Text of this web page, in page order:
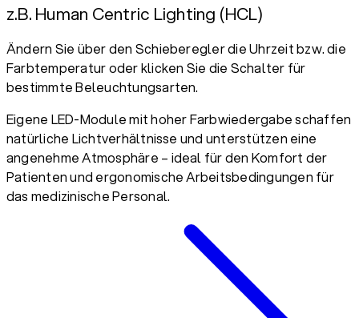
z.B. Human Centric Lighting (HCL)
Ändern Sie über den Schieberegler die Uhrzeit bzw. die
Farbtemperatur oder klicken Sie die Schalter für
bestimmte Beleuchtungsarten.
Eigene LED-Module mit hoher Farbwiedergabe schaffen
natürliche Lichtverhältnisse und unterstützen eine
angenehme Atmosphäre – ideal für den Komfort der
Patienten und ergonomische Arbeitsbedingungen für
das medizinische Personal.